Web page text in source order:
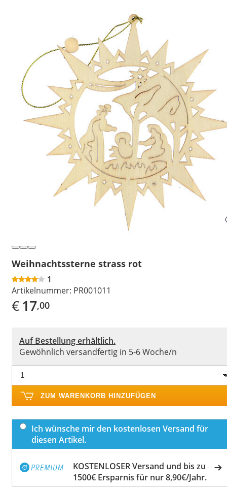
Weihnachtssterne strass rot
1
Artikelnummer: PR001011
€17,00
Auf Bestellung erhältlich.
Gewöhnlich versandfertig in 5-6 Woche/n
ZUM WARENKORB HINZUFÜGEN
Ich wünsche mir den kostenlosen Versand für
diesen Artikel.
KOSTENLOSER Versand und bis zu
1500€ Ersparnis für nur 8,90€/Jahr.